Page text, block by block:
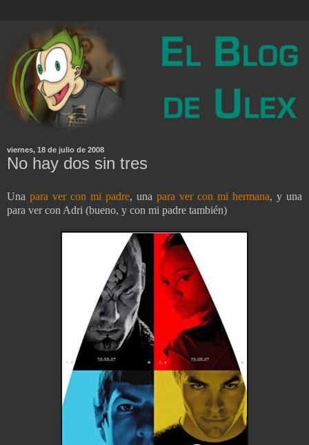
viernes, 18 de julio de 2008
No hay dos sin tres
Una para ver con mi padre, una para ver con mi hermana, y una
para ver con Adri (bueno, y con mi padre también)